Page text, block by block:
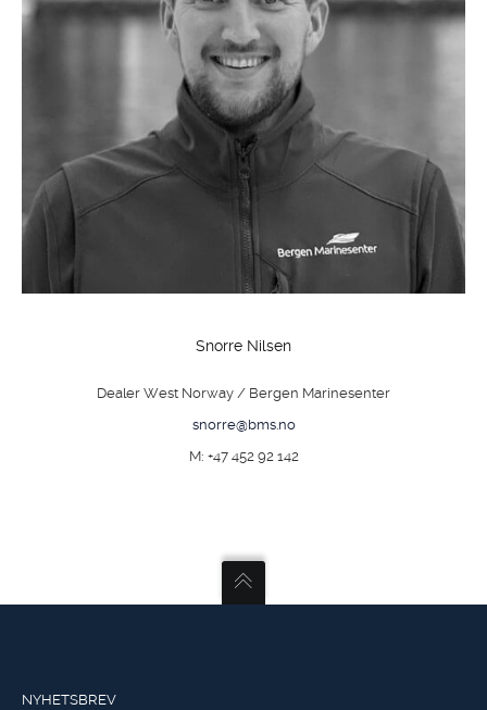
Snorre Nilsen
Dealer West Norway / Bergen Marinesenter
snorre@bms.no
M: +47 452 92 142
NYHETSBREV